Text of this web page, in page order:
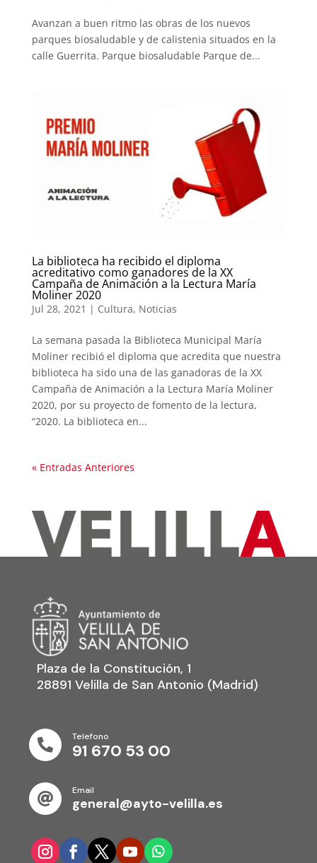
Avanzan a buen ritmo las obras de los nuevos
parques biosaludable y de calistenia situados en la
calle Guerrita. Parque biosaludable Parque de...
La biblioteca ha recibido el diploma
acreditativo como ganadores de la XX
Campaña de Animación a la Lectura María
Moliner 2020
Jul 28, 2021 | Cultura, Noticias
La semana pasada la Biblioteca Municipal María
Moliner recibió el diploma que acredita que nuestra
biblioteca ha sido una de las ganadoras de la XX
Campaña de Animación a la Lectura María Moliner
2020, por su proyecto de fomento de la lectura,
“2020. La biblioteca en...
« Entradas Anteriores
Plaza de la Constitución, 1
28891 Velilla de San Antonio (Madrid)

Telefono
91 670 53 00

Email
general@ayto-velilla.es